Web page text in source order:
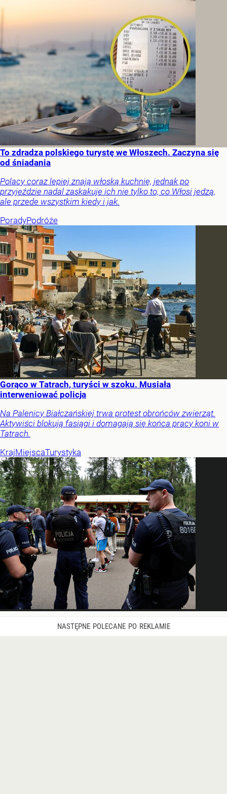
To zdradza polskiego turystę we Włoszech. Zaczyna się
od śniadania
Polacy coraz lepiej znają włoską kuchnię, jednak po
przyjeździe nadal zaskakuje ich nie tylko to, co Włosi jedzą,
ale przede wszystkim kiedy i jak.
PoradyPodróże
Gorąco w Tatrach, turyści w szoku. Musiała
interweniować policja
Na Palenicy Białczańskiej trwa protest obrońców zwierząt.
Aktywiści blokują fasiągi i domagają się końca pracy koni w
Tatrach.
KrajMiejscaTurystyka